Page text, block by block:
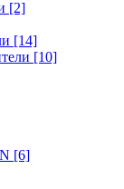
[2]
[14]
[10]
[6]